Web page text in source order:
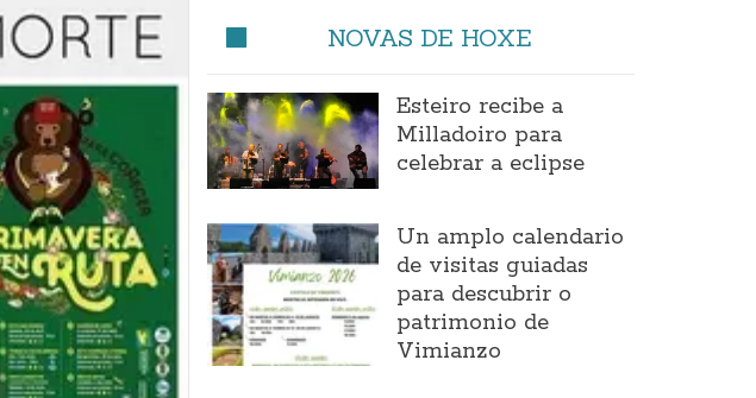
NOVAS DE HOXE
Esteiro recibe a
Milladoiro para
celebrar a eclipse
Un amplo calendario
de visitas guiadas
para descubrir o
patrimonio de
Vimianzo